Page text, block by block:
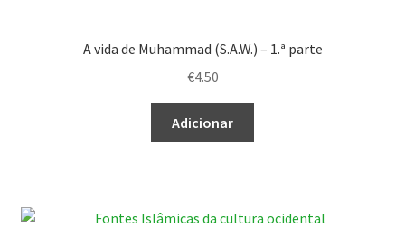
A vida de Muhammad (S.A.W.) – 1.ª parte
€4.50
Adicionar